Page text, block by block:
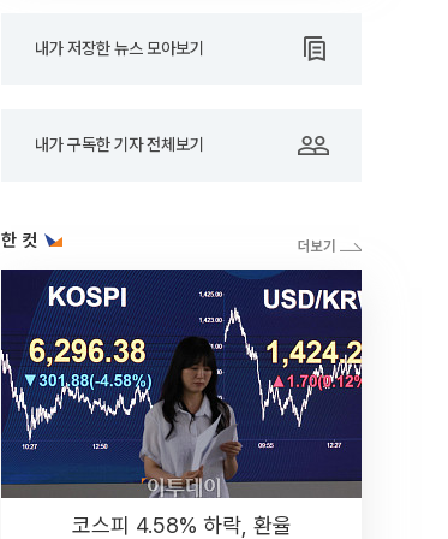
내가 저장한 뉴스 모아보기
내가 구독한 기자 전체보기
한 컷
코스피 4.58% 하락, 환율